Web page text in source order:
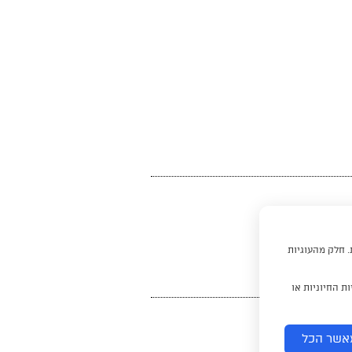
חלק מהעוגיות
החיוניות או
הכל